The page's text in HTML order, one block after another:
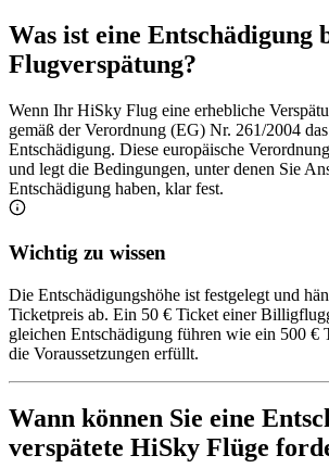
Was ist eine Entschädigung
Flugverspätung?
Wenn Ihr HiSky Flug eine erhebliche
gemäß der Verordnung (EG) Nr. 261/2004
Entschädigung. Diese europäische
und legt die Bedingungen, unter denen Sie
Entschädigung haben, klar fest.
Wichtig zu wissen
Die Entschädigungshöhe ist festgelegt und
Ticketpreis ab. Ein 50 € Ticket einer
gleichen Entschädigung führen wie ein 500 €
die Voraussetzungen erfüllt.
Wann können Sie eine
verspätete HiSky Flüge